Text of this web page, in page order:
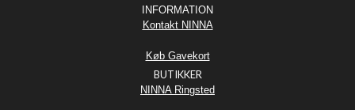
INFORMATION
Kontakt NINNA
Køb Gavekort
BUTIKKER
NINNA Ringsted